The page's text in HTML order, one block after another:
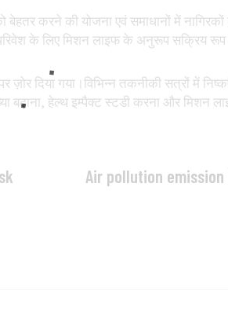
करने की योजना एवं समाधानों में
के लिए मिशन लाइफ के अनुरूप सक्रिय
दिया गया।विभिन्न तकनीकी सत्रों में
बढ़ाना, हेल्थ इम्पैक्ट स्टडी करना और मिशन
Air pollution